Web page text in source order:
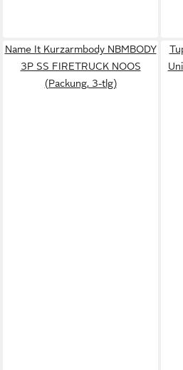
Name It Kurzarmbody NBMBODY
3P SS FIRETRUCK NOOS
(Packung, 3-tlg)